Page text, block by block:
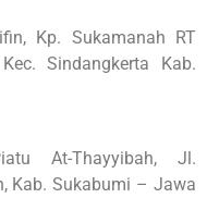
Kp. Sukamanah RT
Sindangkerta Kab.
At-Thayyibah, Jl.
Kab. Sukabumi – Jawa